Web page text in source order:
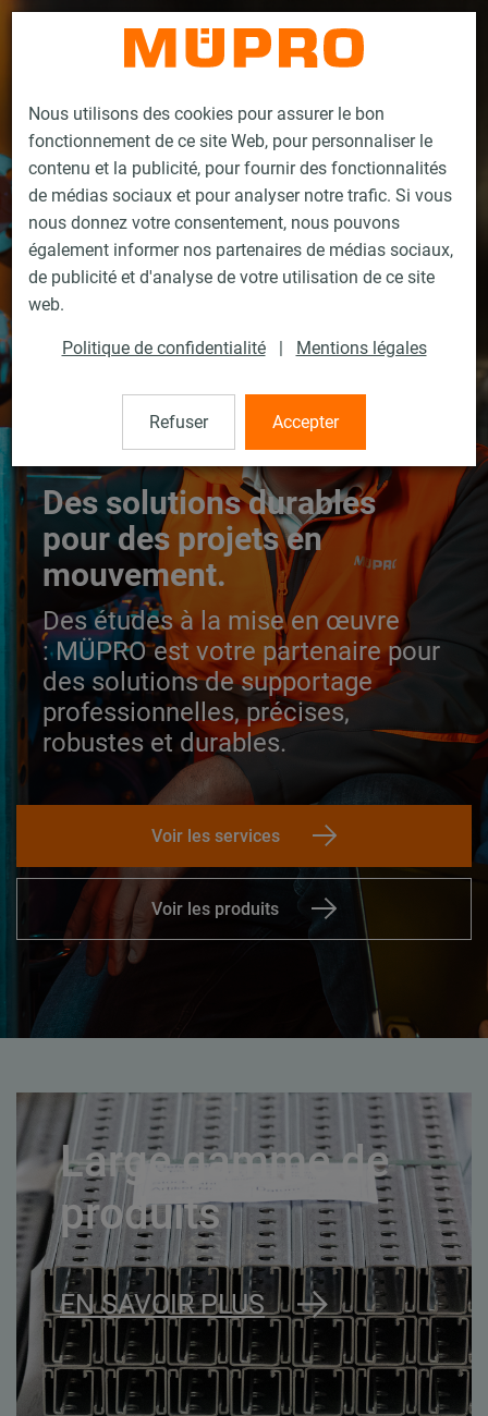
Nous utilisons des cookies pour assurer le bon
fonctionnement de ce site Web, pour personnaliser le
contenu et la publicité, pour fournir des fonctionnalités
de médias sociaux et pour analyser notre trafic. Si vous
nous donnez votre consentement, nous pouvons
également informer nos partenaires de médias sociaux,
de publicité et d'analyse de votre utilisation de ce site
web.
Politique de confidentialité | Mentions légales
Refuser Accepter
Contact
Des solutions durables
pour des projets en
mouvement.
Des études à la mise en œuvre
:MÜPRO est votre partenaire pour
des solutions de supportage
professionnelles, précises,
robustes et durables.
Voir les services
Voir les produits
Large gamme de
produits
EN SAVOIR PLUS